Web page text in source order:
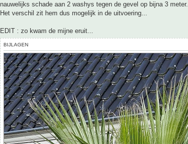
nauwelijks schade aan 2 washys tegen de gevel op bijna 3 meter.
Het verschil zit hem dus mogelijk in de uitvoering...
EDIT : zo kwam de mijne eruit...
BIJLAGEN